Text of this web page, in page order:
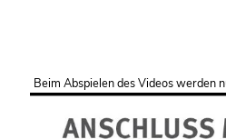
Beim Abspielen des Videos werden